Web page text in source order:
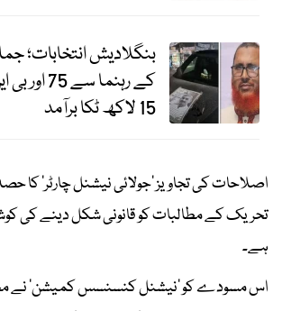
بنگلادیش انتخابات؛
کے رہنما
15 لاکھ ٹکا برآمد
تحریک کے مطالبات کو قانونی شکل دینے کی
ہے۔
اس مسودے کو ’نیشنل کنسنسس کمیشن‘ نے